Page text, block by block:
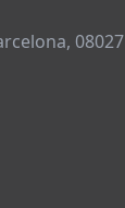
08027